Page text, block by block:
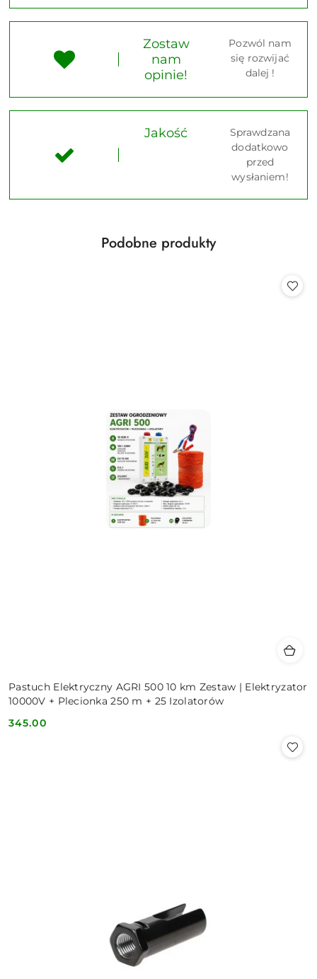
Zostaw
nam
opinie!
Pozwól nam
się rozwijać
dalej !
Jakość
Sprawdzana
dodatkowo
przed
wysłaniem!
Pomiń karuzelę produktów
Produkty
Podobne produkty
Pastuch Elektryczny AGRI 500 10 km Zestaw | Elektryzator
10000V + Plecionka 250 m + 25 Izolatorów
Cena:
345.00